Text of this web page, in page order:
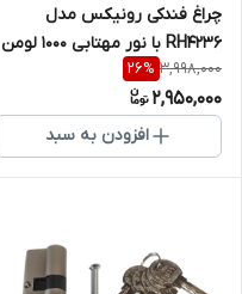
چراغ فندکی رونیکس مدل
RH4236 با نور مهتابی ۱۰۰۰ لومن
3,998,000
26%
2,950,000
افزودن به سبد